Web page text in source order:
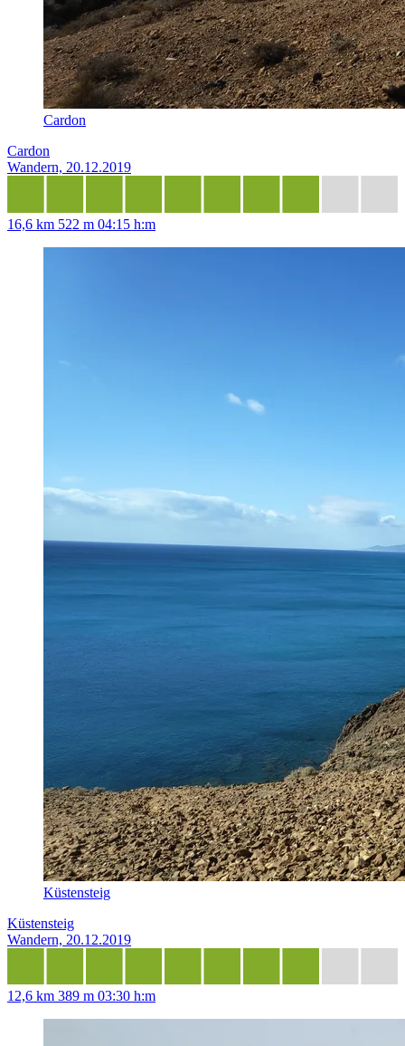
Cardon
Cardon
Wandern, 20.12.2019
16,6 km 522 m 04:15 h:m
Küstensteig
Küstensteig
Wandern, 20.12.2019
12,6 km 389 m 03:30 h:m